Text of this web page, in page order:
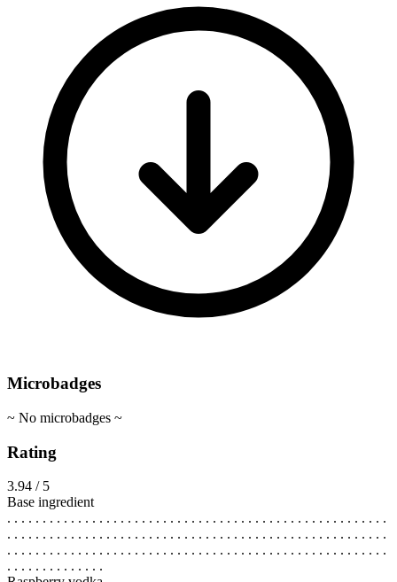
Microbadges
~ No microbadges ~
Rating
3.94 / 5
Base ingredient
. . . . . . . . . . . . . . . . . . . . . . . . . . . . . . . . . . . . . . . . . . . . . . . . . . . . . .
. . . . . . . . . . . . . . . . . . . . . . . . . . . . . . . . . . . . . . . . . . . . . . . . . . . . . .
. . . . . . . . . . . . . . . . . . . . . . . . . . . . . . . . . . . . . . . . . . . . . . . . . . . . . .
. . . . . . . . . . . . . .